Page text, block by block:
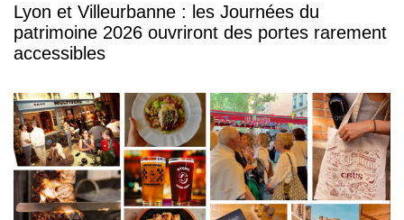
Lyon et Villeurbanne : les Journées du
patrimoine 2026 ouvriront des portes rarement
accessibles